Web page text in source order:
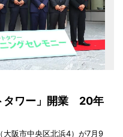
タワー」開業 20年
大阪市中央区北浜4）が7月9